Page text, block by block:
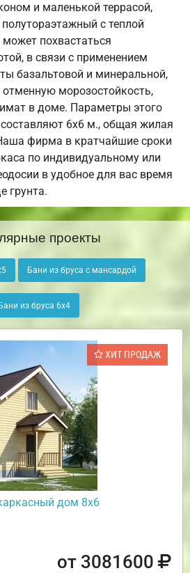
и маленькой террасой,
с теплой
похвастаться
в связи с применением
базальтовой и минеральной,
отменную морозостойкость,
в доме. Параметры этого
6х6 м., общая жилая
фирма в кратчайшие сроки
по индивидуальному или
в удобное для вас время
грунта.
проекты
Бани из бруса с мансардой
из бруса 6х4
ХИТ ПРОДАЖ
дом 8х6
от 3081600